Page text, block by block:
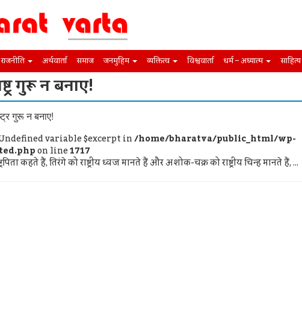
राजनीति अर्थवार्ता समाज जनमुहिम व्यक्तित्व विश्ववार्ता धर्म – अध्यात्म साहित्य
गुरू न बनाए!
गुरू न बनाए!
variable $excerpt in/home/bharatva/public_html/wp-
on line1717
कहते हैं, तिरंगे को राष्ट्रीय ध्वज मानते हैं और अशोक-चक्र को राष्ट्रीय चिन्ह मानते हैं, ...